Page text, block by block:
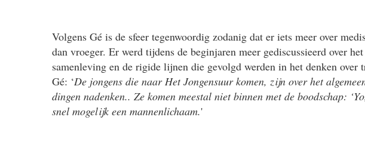
Volgens Gé is de sfeer tegenwoordig zodanig dat er iets meer over
dan vroeger. Er werd tijdens de beginjaren meer gediscussieerd over
samenleving en de rigide lijnen die gevolgd werden in het denken over
Gé: ‘De jongens die naar Het Jongensuur komen, zijn over het
dingen nadenken.. Ze komen meestal niet binnen met de boodschap:
snel mogelijk een mannenlichaam.'